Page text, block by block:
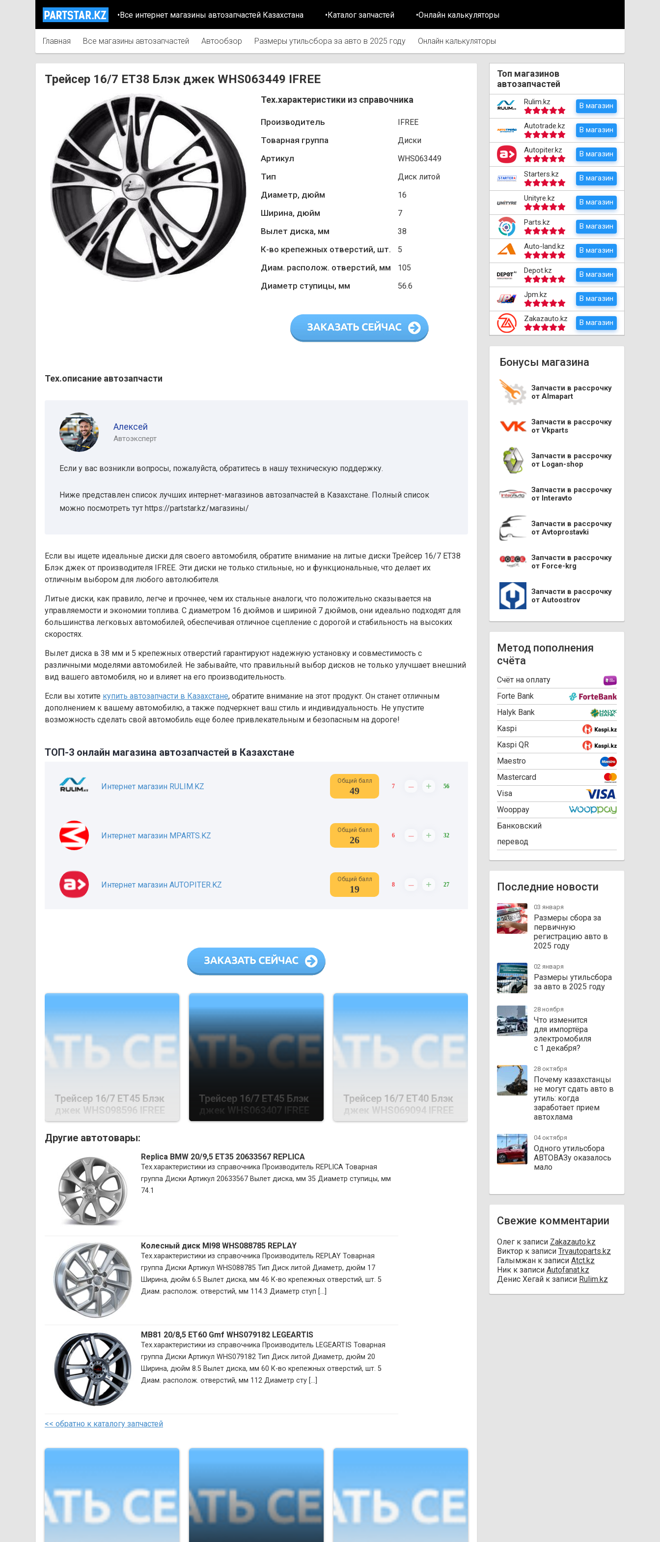
•Все интернет магазины автозапчастей Казахстана •Каталог запчастей •Онлайн калькуляторы
Главная Все магазины автозапчастей Автообзор Размеры утильсбора за авто в 2025 году Онлайн калькуляторы
Трейсер 16/7 ET38 Блэк джек WHS063449 IFREE
Тех.характеристики из справочника
Производитель IFREE
Товарная группа Диски
Артикул WHS063449
Тип Диск литой
Диаметр, дюйм 16
Ширина, дюйм 7
Вылет диска, мм 38
К-во крепежных отверстий, шт. 5
Диам. располож. отверстий, мм 105
Диаметр ступицы, мм 56.6
Тех.описание автозапчасти
Алексей
Автоэксперт
Если у вас возникли вопросы, пожалуйста, обратитесь в нашу техническую поддержку.
Ниже представлен список лучших интернет-магазинов автозапчастей в Казахстане. Полный список
можно посмотреть тут https://partstar.kz/магазины/
Если вы ищете идеальные диски для своего автомобиля, обратите внимание на литые диски Трейсер 16/7 ET38
Блэк джек от производителя IFREE. Эти диски не только стильные, но и функциональные, что делает их
отличным выбором для любого автолюбителя.
Литые диски, как правило, легче и прочнее, чем их стальные аналоги, что положительно сказывается на
управляемости и экономии топлива. С диаметром 16 дюймов и шириной 7 дюймов, они идеально подходят для
большинства легковых автомобилей, обеспечивая отличное сцепление с дорогой и стабильность на высоких
скоростях.
Вылет диска в 38 мм и 5 крепежных отверстий гарантируют надежную установку и совместимость с
различными моделями автомобилей. Не забывайте, что правильный выбор дисков не только улучшает внешний
вид вашего автомобиля, но и влияет на его производительность.
Если вы хотите купить автозапчасти в Казахстане, обратите внимание на этот продукт. Он станет отличным
дополнением к вашему автомобилю, а также подчеркнет ваш стиль и индивидуальность. Не упустите
возможность сделать свой автомобиль еще более привлекательным и безопасным на дороге!
ТОП-3 онлайн магазина автозапчастей в Казахстане
Интернет магазин RULIM.KZ
Общий балл
49 7 – + 56
Интернет магазин MPARTS.KZ
Общий балл
26 6 – + 32
Интернет магазин AUTOPITER.KZ
Общий балл
19 8 – + 27
Трейсер 16/7 ET45 Блэк
джек WHS098596 IFREE
Трейсер 16/7 ET45 Блэк
джек WHS063407 IFREE
Трейсер 16/7 ET40 Блэк
джек WHS069094 IFREE
Другие автотовары:
Replica BMW 20/9,5 ET35 20633567 REPLICA
Тех.характеристики из справочника Производитель REPLICA Товарная
группа Диски Артикул 20633567 Вылет диска, мм 35 Диаметр ступицы, мм
74.1
Колесный диск MI98 WHS088785 REPLAY
Тех.характеристики из справочника Производитель REPLAY Товарная
группа Диски Артикул WHS088785 Тип Диск литой Диаметр, дюйм 17
Ширина, дюйм 6.5 Вылет диска, мм 46 К-во крепежных отверстий, шт. 5
Диам. располож. отверстий, мм 114.3 Диаметр ступ [...]
MB81 20/8,5 ET60 Gmf WHS079182 LEGEARTIS
Тех.характеристики из справочника Производитель LEGEARTIS Товарная
группа Диски Артикул WHS079182 Тип Диск литой Диаметр, дюйм 20
Ширина, дюйм 8.5 Вылет диска, мм 60 К-во крепежных отверстий, шт. 5
Диам. располож. отверстий, мм 112 Диаметр сту [...]
<< обратно к каталогу запчастей
Топ магазинов
автозапчастей
Rulim.kz В магазин
Autotrade.kz В магазин
Autopiter.kz В магазин
Starters.kz В магазин
Unityre.kz В магазин
Parts.kz В магазин
Auto-land.kz В магазин
Depot.kz В магазин
Jpm.kz В магазин
Zakazauto.kz В магазин
Бонусы магазина
Запчасти в рассрочку
от Almapart
Запчасти в рассрочку
от Vkparts
Запчасти в рассрочку
от Logan-shop
Запчасти в рассрочку
от Interavto
Запчасти в рассрочку
от Avtoprostavki
Запчасти в рассрочку
от Force-krg
Запчасти в рассрочку
от Autoostrov
Метод пополнения
счёта
Cчёт на оплату
Forte Bank
Halyk Bank
Kaspi
Kaspi QR
Maestro
Mastercard
Visa
Wooppay
Банковский
перевод
Последние новости
03 января
Размеры сбора за
первичную
регистрацию авто в
2025 году
02 января
Размеры утильсбора
за авто в 2025 году
28 ноября
Что изменится
для импортёра
электромобиля
с 1 декабря?
28 октября
Почему казахстанцы
не могут сдать авто в
утиль: когда
заработает прием
автохлама
04 октября
Одного утильсбора
АВТОВАЗу оказалось
мало
Свежие комментарии
Олег к записи Zakazauto.kz
Виктор к записи Trvautoparts.kz
Галымжан к записи Atct.kz
Ник к записи Autofanat.kz
Денис Хегай к записи Rulim.kz